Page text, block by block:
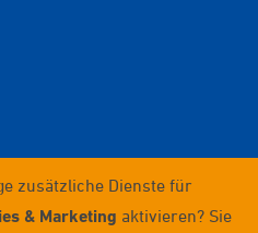
zusätzliche Dienste für
& Marketing aktivieren? Sie